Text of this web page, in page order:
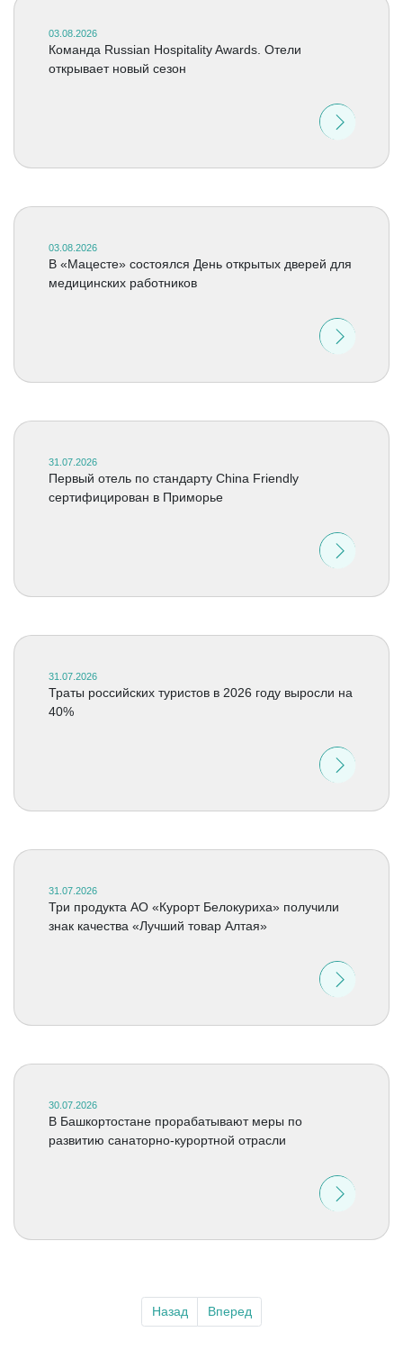
03.08.2026
Команда Russian Hospitality Awards. Отели
открывает новый сезон
03.08.2026
В «Мацесте» состоялся День открытых дверей для
медицинских работников
31.07.2026
Первый отель по стандарту China Friendly
сертифицирован в Приморье
31.07.2026
Траты российских туристов в 2026 году выросли на
40%
31.07.2026
Три продукта АО «Курорт Белокуриха» получили
знак качества «Лучший товар Алтая»
30.07.2026
В Башкортостане прорабатывают меры по
развитию санаторно-курортной отрасли
Назад Вперед